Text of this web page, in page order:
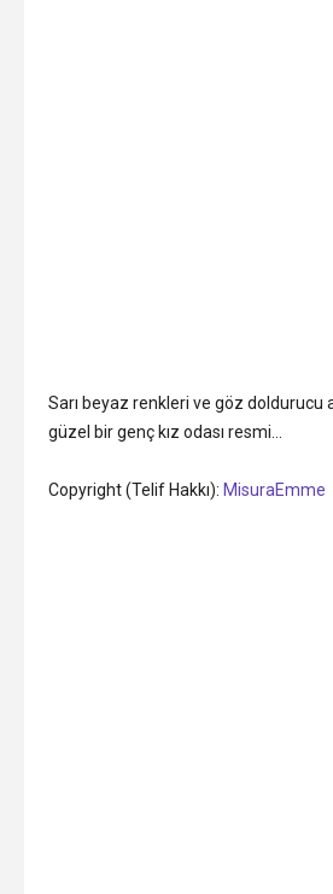
Sarı beyaz renkleri ve göz doldurucu
güzel bir genç kız odası resmi…
Copyright (Telif Hakkı): MisuraEmme